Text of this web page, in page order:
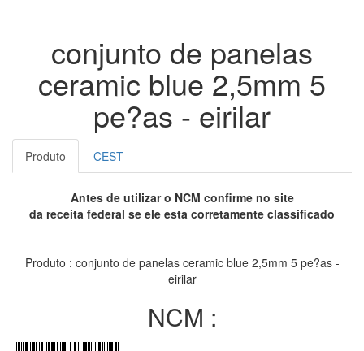
conjunto de panelas
ceramic blue 2,5mm 5
pe?as - eirilar
Produto CEST
Antes de utilizar o NCM confirme no site
da receita federal se ele esta corretamente classificado
Produto : conjunto de panelas ceramic blue 2,5mm 5 pe?as -
eirilar
NCM :